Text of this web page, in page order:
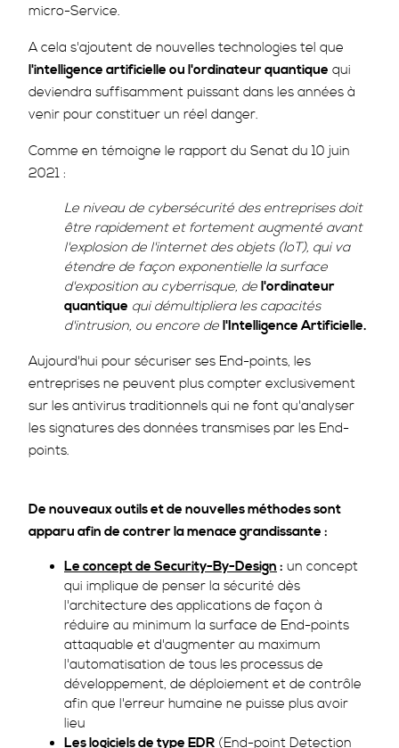
micro-Service.
A cela s'ajoutent de nouvelles technologies tel que
l'intelligence artificielle ou l'ordinateur quantique qui
deviendra suffisamment puissant dans les années à
venir pour constituer un réel danger.
Comme en témoigne le rapport du Senat du 10 juin
2021 :
Le niveau de cybersécurité des entreprises doit
être rapidement et fortement augmenté avant
l'explosion de l'internet des objets (IoT), qui va
étendre de façon exponentielle la surface
d'exposition au cyberrisque, de l'ordinateur
quantique qui démultipliera les capacités
d'intrusion, ou encore de l'Intelligence Artificielle.
Aujourd'hui pour sécuriser ses End-points, les
entreprises ne peuvent plus compter exclusivement
sur les antivirus traditionnels qui ne font qu'analyser
les signatures des données transmises par les End-
points.
De nouveaux outils et de nouvelles méthodes sont
apparu afin de contrer la menace grandissante :
Le concept de Security-By-Design : un concept
qui implique de penser la sécurité dès
l'architecture des applications de façon à
réduire au minimum la surface de End-points
attaquable et d'augmenter au maximum
l'automatisation de tous les processus de
développement, de déploiement et de contrôle
afin que l'erreur humaine ne puisse plus avoir
lieu
Les logiciels de type EDR (End-point Detection